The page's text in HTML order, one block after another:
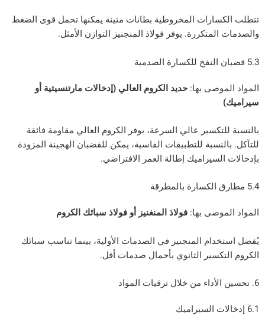
المخروطية بطانات متينة يمكنها تحمل قوى الضغط
يوفر فولاذ المنجنيز التوازن الأمثل.
بها:حديد الكروم العالي (إدخالات مارتنسيتية أو
عالي السرعة، يوفر الكروم العالي مقاومة فائقة
للتطبيقات القاسية، يمكن للقضبان الهجينة المزودة
إطالة العمر الافتراضي.
بها:فولاذ المنغنيز أو فولاذ سبائك الكروم
المنجنيز في الصدمات الأولية، بينما تناسب سبائك
الثانوي بأحمال صدمات أقل.